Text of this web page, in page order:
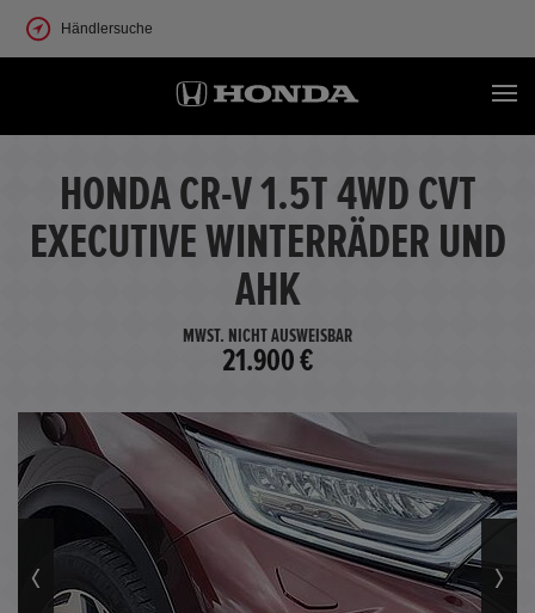
Händlersuche
HONDA CR-V 1.5T 4WD CVT
EXECUTIVE WINTERRÄDER UND
AHK
MWST. NICHT AUSWEISBAR
21.900 €